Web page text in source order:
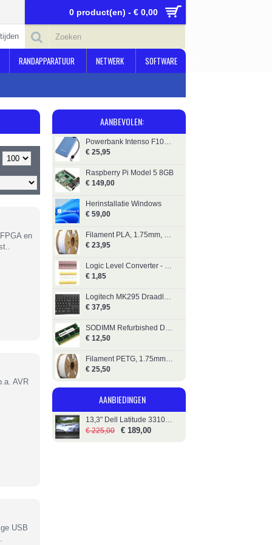
0 product(en) - € 0,00
RANDAPPARATUUR NETWERK SOFTWARE
AANBEVOLEN:
Powerbank Intenso F10000 Blauw
€ 25,95
Raspberry Pi Model 5 8GB
€ 149,00
Herinstallatie Windows
€ 59,00
Filament PLA, 1.75mm, 1kg, MAT Leigrijs, Gembird
€ 23,95
Logic Level Converter - Bi-directional (8-Channel)
€ 1,85
Logitech MK295 Draadloos Deskset Stil
€ 37,95
SODIMM Refurbished DDR4 - 4GB - 3200
€ 12,50
Filament PETG, 1.75mm, 1kg, Transparant, Gembird
€ 25,50
AANBIEDINGEN
13,3" Dell Latitude 3310 - i5 - 256GB SSD
€ 225,00
€ 189,00
en
AVR
USB